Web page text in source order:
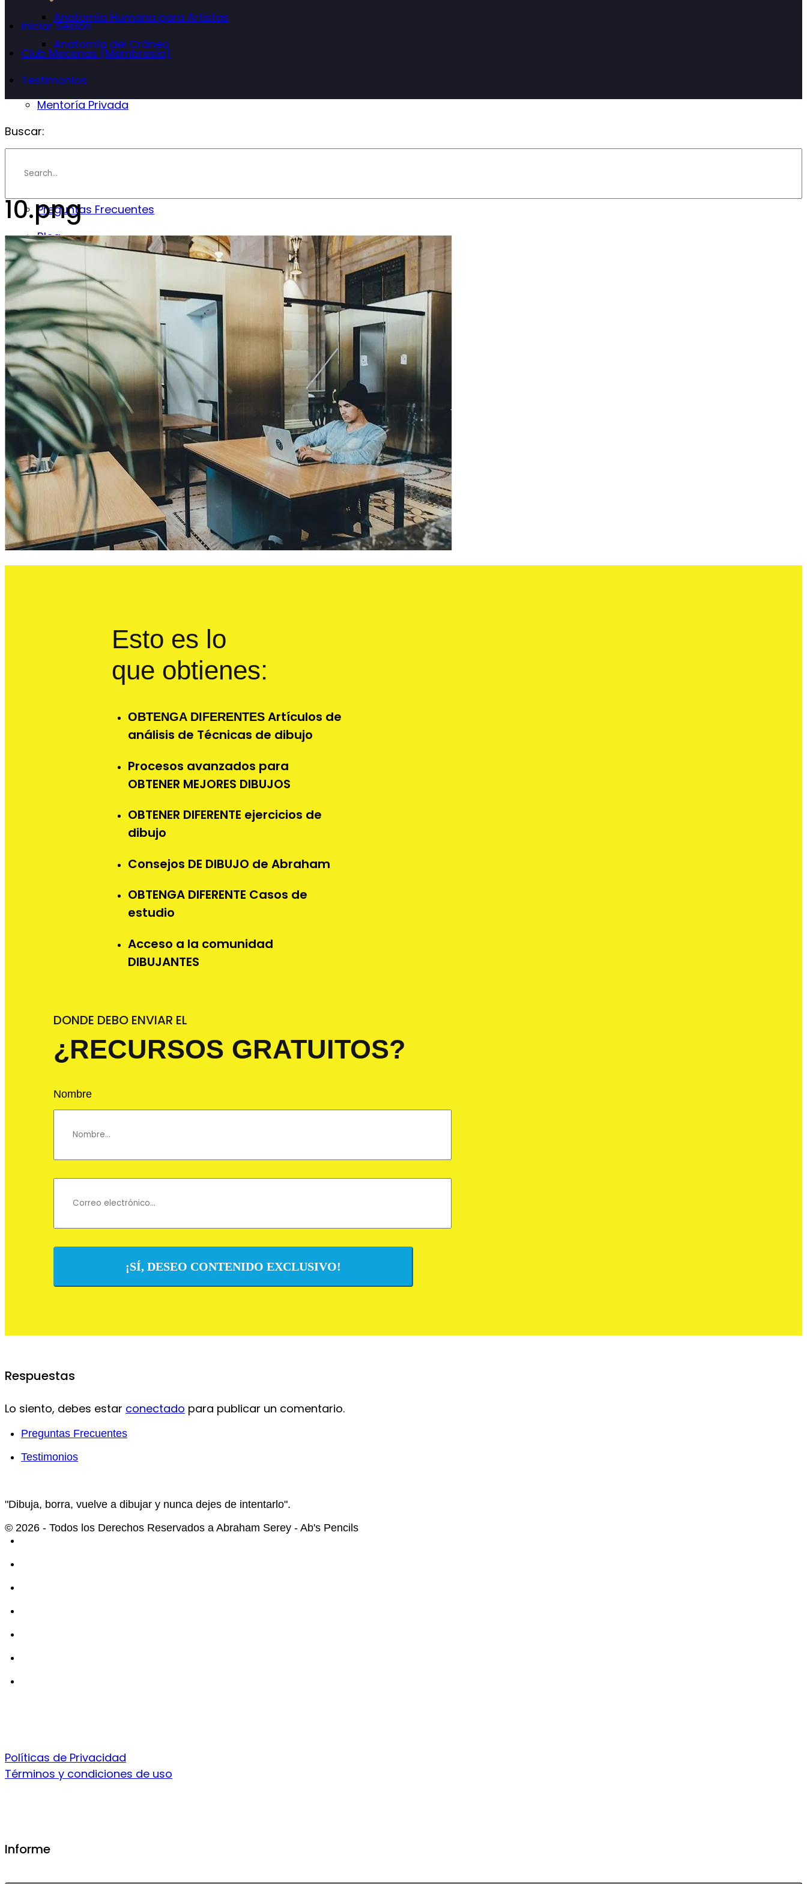
Anatomía Humana para Artistas
Anatomía del Cráneo
Mentoría Privada
Info
Preguntas Frecuentes
Blog
Contáctenos
Trabajo de Alumnos
Mecenas
Testimonios
Tienda
Inicio de Sesión Regístrarse
Iniciar Sesión
Club Mecenas (Membresía)
Testimonios
Buscar:
10.png
Esto es lo
que obtienes:
OBTENGA DIFERENTES Artículos de
análisis de Técnicas de dibujo
Procesos avanzados para
OBTENER MEJORES DIBUJOS
OBTENER DIFERENTE ejercicios de
dibujo
Consejos DE DIBUJO de Abraham
OBTENGA DIFERENTE Casos de
estudio
Acceso a la comunidad
DIBUJANTES
DONDE DEBO ENVIAR EL
¿RECURSOS GRATUITOS?
Nombre
¡SÍ, DESEO CONTENIDO EXCLUSIVO!
Respuestas
Lo siento, debes estar conectado para publicar un comentario.
Preguntas Frecuentes
Testimonios
"Dibuja, borra, vuelve a dibujar y nunca dejes de intentarlo".
© 2026 - Todos los Derechos Reservados a Abraham Serey - Ab's Pencils
Políticas de Privacidad
Términos y condiciones de uso
Informe